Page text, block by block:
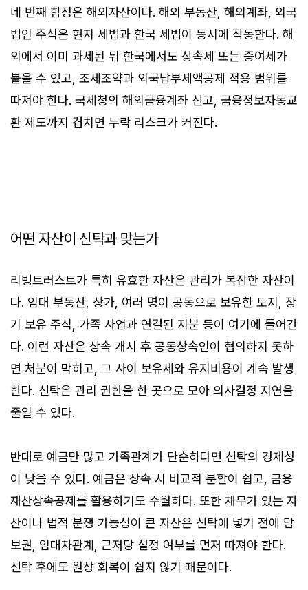
네 번째 함정은 해외자산이다. 해외 부동산, 해외계좌, 외국
법인 주식은 현지 세법과 한국 세법이 동시에 작동한다. 해
외에서 이미 과세된 뒤 한국에서도 상속세 또는 증여세가
붙을 수 있고, 조세조약과 외국납부세액공제 적용 범위를
따져야 한다. 국세청의 해외금융계좌 신고, 금융정보자동교
환 제도까지 겹치면 누락 리스크가 커진다.
어떤 자산이 신탁과 맞는가
리빙트러스트가 특히 유효한 자산은 관리가 복잡한 자산이
다. 임대 부동산, 상가, 여러 명이 공동으로 보유한 토지, 장
기 보유 주식, 가족 사업과 연결된 지분 등이 여기에 들어간
다. 이런 자산은 상속 개시 후 공동상속인이 협의하지 못하
면 처분이 막히고, 그 사이 보유세와 유지비용이 계속 발생
한다. 신탁은 관리 권한을 한 곳으로 모아 의사결정 지연을
줄일 수 있다.
반대로 예금만 많고 가족관계가 단순하다면 신탁의 경제성
이 낮을 수 있다. 예금은 상속 시 비교적 분할이 쉽고, 금융
재산상속공제를 활용하기도 수월하다. 또한 채무가 있는 자
산이나 법적 분쟁 가능성이 큰 자산은 신탁에 넣기 전에 담
보권, 임대차관계, 근저당 설정 여부를 먼저 따져야 한다.
신탁 후에도 원상 회복이 쉽지 않기 때문이다.